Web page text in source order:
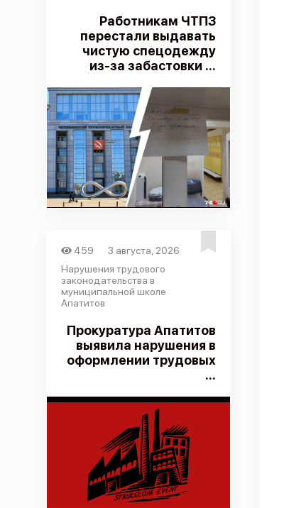
Работникам ЧТПЗ
перестали выдавать
чистую спецодежду
из-за забастовки ...
459
3 августа, 2026
Нарушения трудового
законодательства в
муниципальной школе
Апатитов
Прокуратура Апатитов
выявила нарушения в
оформлении трудовых
...